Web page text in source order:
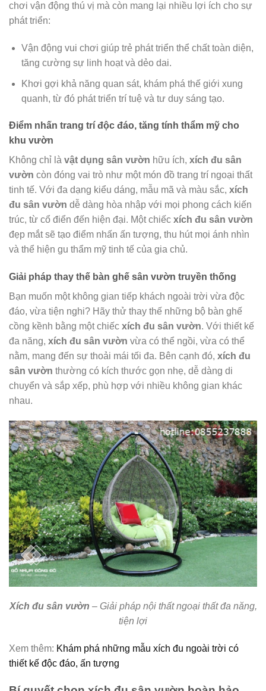
chơi vận động thú vị mà còn mang lại nhiều lợi ích cho sự
phát triển:
Vận động vui chơi giúp trẻ phát triển thể chất toàn diện,
tăng cường sự linh hoạt và dẻo dai.
Khơi gợi khả năng quan sát, khám phá thế giới xung
quanh, từ đó phát triển trí tuệ và tư duy sáng tạo.
Điểm nhấn trang trí độc đáo, tăng tính thẩm mỹ cho
khu vườn
Không chỉ là vật dụng sân vườn hữu ích, xích đu sân
vườn còn đóng vai trò như một món đồ trang trí ngoại thất
tinh tế. Với đa dạng kiểu dáng, mẫu mã và màu sắc, xích
đu sân vườn dễ dàng hòa nhập với mọi phong cách kiến
trúc, từ cổ điển đến hiện đại. Một chiếc xích đu sân vườn
đẹp mắt sẽ tạo điểm nhấn ấn tượng, thu hút mọi ánh nhìn
và thể hiện gu thẩm mỹ tinh tế của gia chủ.
Giải pháp thay thế bàn ghế sân vườn truyền thống
Bạn muốn một không gian tiếp khách ngoài trời vừa độc
đáo, vừa tiện nghi? Hãy thử thay thế những bộ bàn ghế
cồng kềnh bằng một chiếc xích đu sân vườn. Với thiết kế
đa năng, xích đu sân vườn vừa có thể ngồi, vừa có thể
nằm, mang đến sự thoải mái tối đa. Bên cạnh đó, xích đu
sân vườn thường có kích thước gọn nhẹ, dễ dàng di
chuyển và sắp xếp, phù hợp với nhiều không gian khác
nhau.
Xích đu sân vườn – Giải pháp nội thất ngoại thất đa năng,
tiện lợi
Xem thêm: Khám phá những mẫu xích đu ngoài trời có
thiết kế độc đáo, ấn tượng